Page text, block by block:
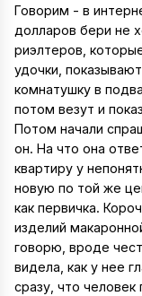
Говорим - в
долларов бери не
риэлтеров,
удочки,
комнатушку в
потом везут и
Потом начали
он. На что она
квартиру у
новую по той же
как первичка.
изделий
говорю, вроде
видела, как у нее
сразу, что